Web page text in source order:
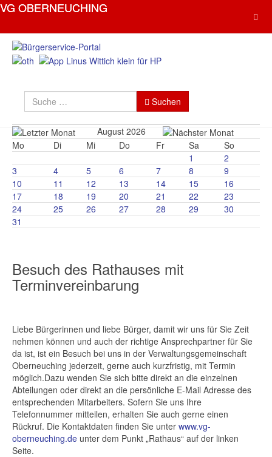
Suchen Suchen
August 2026
Mo
Di Mi Do Fr Sa
So
1
2
3
4 5 6 7 8
9
10
11 12 13 14 15
16
17
18 19 20 21 22
23
24
25 26 27 28 29
30
31
Besuch des Rathauses mit
Terminvereinbarung
Liebe Bürgerinnen und liebe Bürger, damit wir uns für Sie Zeit
nehmen können und auch der richtige Ansprechpartner für Sie
da ist, ist ein Besuch bei uns in der Verwaltungsgemeinschaft
Oberneuching jederzeit, gerne auch kurzfristig, mit Termin
möglich.Dazu wenden Sie sich bitte direkt an die einzelnen
Abteilungen oder direkt an die persönliche E-Mail Adresse des
entsprechenden Mitarbeiters. Sofern Sie uns Ihre
Telefonnummer mitteilen, erhalten Sie auch gerne einen
Rückruf. Die Kontaktdaten finden Sie unter www.vg-
oberneuching.de unter dem Punkt „Rathaus“ auf der linken
Seite.